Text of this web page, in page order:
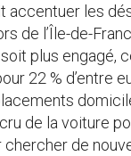
les
de l’Île-de-
plus
22 % d’entre
de la voiture
chercher de